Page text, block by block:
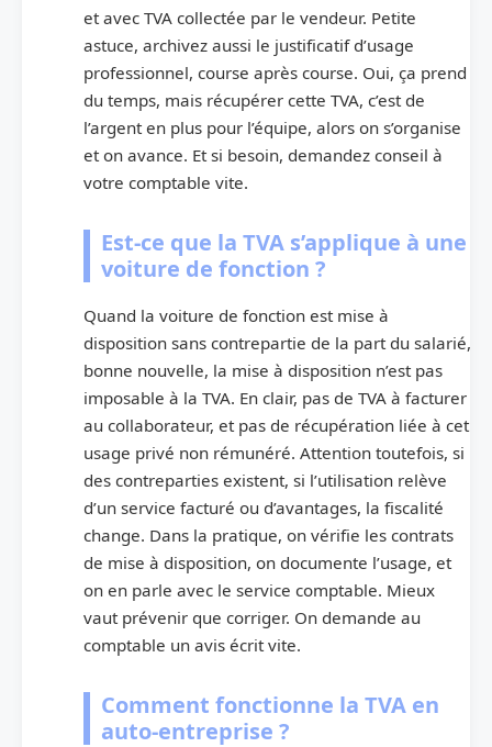
et avec TVA collectée par le vendeur. Petite
astuce, archivez aussi le justificatif d’usage
professionnel, course après course. Oui, ça prend
du temps, mais récupérer cette TVA, c’est de
l’argent en plus pour l’équipe, alors on s’organise
et on avance. Et si besoin, demandez conseil à
votre comptable vite.
Est-ce que la TVA s’applique à une
voiture de fonction ?
Quand la voiture de fonction est mise à
disposition sans contrepartie de la part du salarié,
bonne nouvelle, la mise à disposition n’est pas
imposable à la TVA. En clair, pas de TVA à facturer
au collaborateur, et pas de récupération liée à cet
usage privé non rémunéré. Attention toutefois, si
des contreparties existent, si l’utilisation relève
d’un service facturé ou d’avantages, la fiscalité
change. Dans la pratique, on vérifie les contrats
de mise à disposition, on documente l’usage, et
on en parle avec le service comptable. Mieux
vaut prévenir que corriger. On demande au
comptable un avis écrit vite.
Comment fonctionne la TVA en
auto-entreprise ?